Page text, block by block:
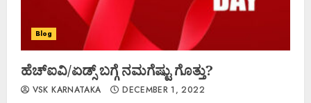
Blog
ಹೆಚ್‌ಐವಿ/ಏಡ್ಸ್ ಬಗ್ಗೆ ನಮಗೆಷ್ಟು ಗೊತ್ತು?
VSK KARNATAKA DECEMBER 1, 2022